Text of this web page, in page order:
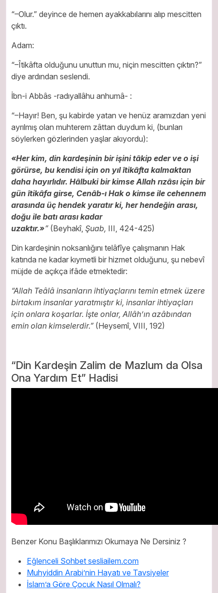
“–Olur.” deyince de hemen ayakkabılarını alıp mescitten
çıktı.
Adam:
“–Îtikâfta olduğunu unuttun mu, niçin mescitten çıktın?”
diye ardından seslendi.
İbn-i Abbâs -radıyallâhu anhumâ- :
“–Hayır! Ben, şu kabirde yatan ve henüz aramızdan yeni
ayrılmış olan muhterem zâttan duydum ki, (bunları
söylerken gözlerinden yaşlar akıyordu):
«Her kim, din kardeşinin bir işini tâkip eder ve o işi
görürse, bu kendisi için on yıl îtikâfta kalmaktan
daha hayırlıdır. Hâlbuki bir kimse Allah rızâsı için bir
gün îtikâfa girse, Cenâb-ı Hak o kimse ile cehennem
arasında üç hendek yaratır ki, her hendeğin arası,
doğu ile batı arası kadar
uzaktır.»”(Beyhakî, Şuab, III, 424-425)
Din kardeşinin noksanlığını telâfîye çalışmanın Hak
katında ne kadar kıymetli bir hizmet olduğunu, şu nebevî
müjde de açıkça ifâde etmektedir:
“Allah Teâlâ insanların ihtiyaçlarını temin etmek üzere
birtakım insanlar yaratmıştır ki, insanlar ihtiyaçları
için onlara koşarlar. İşte onlar, Allâh’ın azâbından
emin olan kimselerdir.” (Heysemî, VIII, 192)
“Din Kardeşin Zalim de Mazlum da Olsa
Ona Yardım Et” Hadisi
Benzer Konu Başlıklarımızı Okumaya Ne Dersiniz ?
Eğlenceli Sohbet sesliailem.com
Muhyiddin Arabi’nin Hayatı ve Tavsiyeler
İslam’a Göre Çocuk Nasıl Olmalı?